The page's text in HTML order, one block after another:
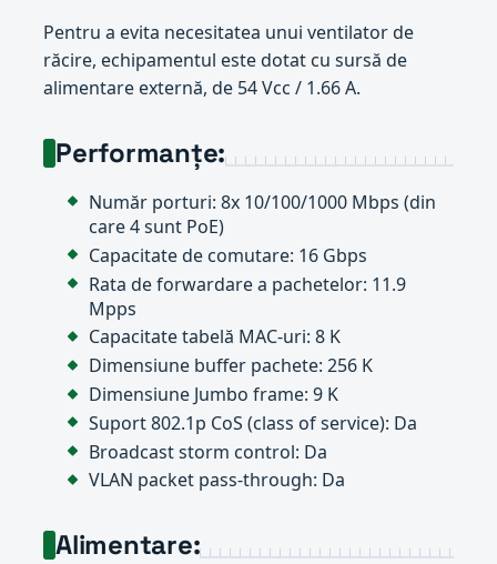
Pentru a evita necesitatea unui ventilator de
răcire, echipamentul este dotat cu sursă de
alimentare externă, de 54 Vcc / 1.66 A.
Performanțe:
Număr porturi: 8x 10/100/1000 Mbps (din
care 4 sunt PoE)
Capacitate de comutare: 16 Gbps
Rata de forwardare a pachetelor: 11.9
Mpps
Capacitate tabelă MAC-uri: 8 K
Dimensiune buffer pachete: 256 K
Dimensiune Jumbo frame: 9 K
Suport 802.1p CoS (class of service): Da
Broadcast storm control: Da
VLAN packet pass-through: Da
Alimentare: